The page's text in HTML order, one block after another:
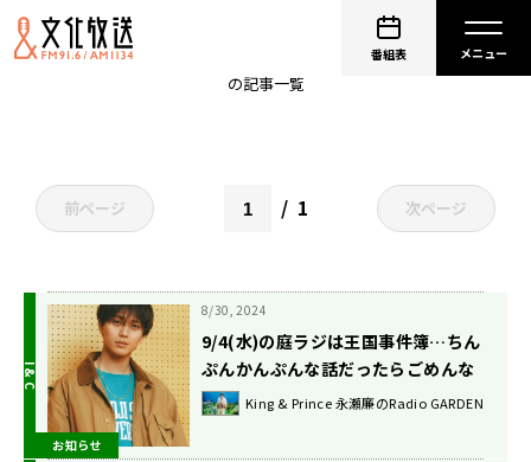
番組表
King & Prince 永瀬廉のRadio GARDEN
の記事一覧
前ページ 1 次ページ
お知らせ
8/30, 2024
9/4(水)の庭ラジは王国事件簿…ちん
ぷんかんぷんな話だったらごめんな
さい🀄️🀄️🀄️King & Prince 永瀬廉のRadio GARDEN